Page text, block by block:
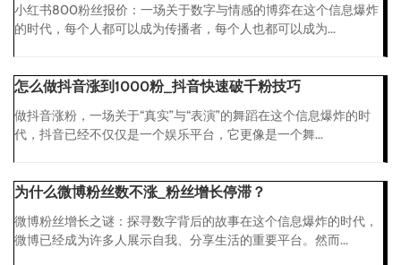
小红书800粉丝报价：一场关于数字与情感的博弈在这个信息爆炸
的时代，每个人都可以成为传播者，每个人也都可以成为...
怎么做抖音涨到1000粉_抖音快速破千粉技巧
做抖音涨粉，一场关于“真实”与“表演”的舞蹈在这个信息爆炸的时
代，抖音已经不仅仅是一个娱乐平台，它更像是一个舞...
为什么微博粉丝数不涨_粉丝增长停滞？
微博粉丝增长之谜：探寻数字背后的故事在这个信息爆炸的时代，
微博已经成为许多人展示自我、分享生活的重要平台。然而...